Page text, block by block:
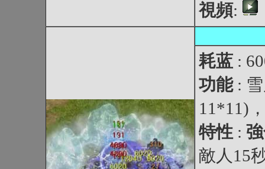
視頻:
耗蓝 :
功能 :
11*11)
特性 :
敵人15